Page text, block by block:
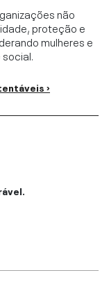
não
proteção e
mulheres e
›